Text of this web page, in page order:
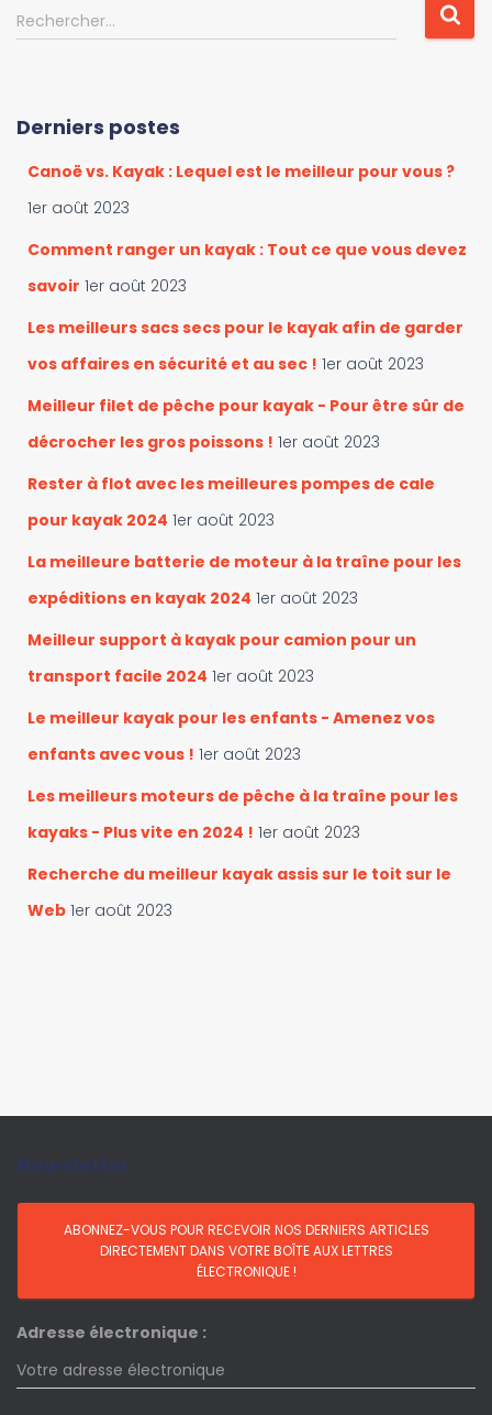
r
e
R
e
r
Rechercher…
Derniers postes
Canoë vs. Kayak : Lequel est le meilleur pour vous ?
1er août 2023
Comment ranger un kayak : Tout ce que vous devez
savoir 1er août 2023
Les meilleurs sacs secs pour le kayak afin de garder
vos affaires en sécurité et au sec ! 1er août 2023
Meilleur filet de pêche pour kayak - Pour être sûr de
décrocher les gros poissons ! 1er août 2023
Rester à flot avec les meilleures pompes de cale
pour kayak 2024 1er août 2023
La meilleure batterie de moteur à la traîne pour les
expéditions en kayak 2024 1er août 2023
Meilleur support à kayak pour camion pour un
transport facile 2024 1er août 2023
Le meilleur kayak pour les enfants - Amenez vos
enfants avec vous ! 1er août 2023
Les meilleurs moteurs de pêche à la traîne pour les
kayaks - Plus vite en 2024 ! 1er août 2023
Recherche du meilleur kayak assis sur le toit sur le
Web 1er août 2023
Newsletter
Adresse électronique :